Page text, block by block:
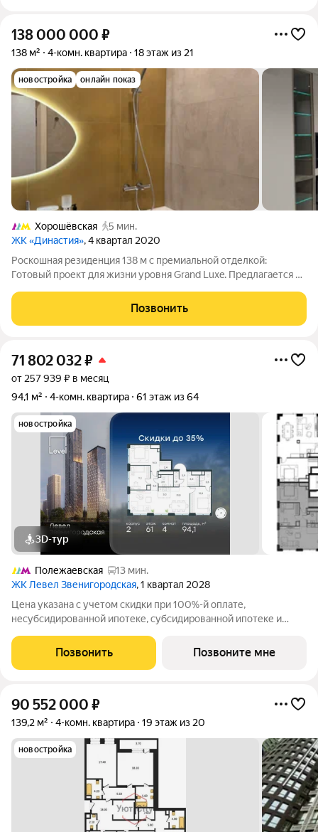
138 000 000 ₽
138 м² 4-комн. квартира 18 этаж из 21
новостройка онлайн показ
Хорошёвская
5 мин.
ЖК «Династия», 4 квартал 2020
Роскошная резиденция 138 м с премиальной отделкой:
Готовый проект для жизни уровня Grand Luxe. Предлагается к
доме на Хорошевском шоссе. Редкое сочетание безупречной
архитектуры пространства и
Позвонить
71 802 032₽
от 257 939 ₽ в месяц
94,1 м²
4-комн. квартира 61 этаж из 64
новостройка
3D-тур
Полежаевская
13 мин.
ЖК Левел Звенигородская, 1 квартал 2028
Цена указана с учетом скидки при 100%-й оплате,
несубсидированной ипотеке, субсидированной ипотеке и
зафиксируйте клиента в личном кабинете до обращения за
консультацией. В жилом квартале продаётся
Позвонить Позвоните мне
90 552 000 ₽
139,2 м² 4-комн. квартира 19 этаж из 20
новостройка